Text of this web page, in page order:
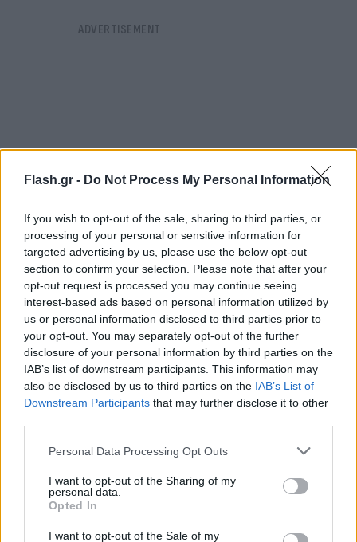
Flash.gr - Do Not Process My Personal Information
If you wish to opt-out of the sale, sharing to third parties, or
processing of your personal or sensitive information for
targeted advertising by us, please use the below opt-out
section to confirm your selection. Please note that after your
opt-out request is processed you may continue seeing
interest-based ads based on personal information utilized by
us or personal information disclosed to third parties prior to
your opt-out. You may separately opt-out of the further
disclosure of your personal information by third parties on the
IAB’s list of downstream participants. This information may
also be disclosed by us to third parties on the IAB’s List of
Downstream Participants that may further disclose it to other
Please note that this website/app uses one or more Google
not limited to your visit or usage behaviour. You may click to
grant or deny consent to Google and its third-party tags to
use your data for below specified purposes in below Google
consent section.
Personal Data Processing Opt Outs
I want to opt-out of the Sharing of my
personal data.
Opted In
I want to opt-out of the Sale of my
FLASH FOCUS